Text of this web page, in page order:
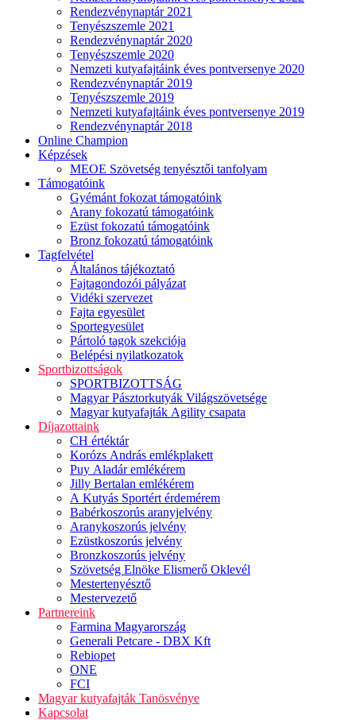
Rendezvénynaptár 2021
Tenyészszemle 2021
Rendezvénynaptár 2020
Tenyészszemle 2020
Nemzeti kutyafajtáink éves pontversenye 2020
Rendezvénynaptár 2019
Tenyészszemle 2019
Nemzeti kutyafajtáink éves pontversenye 2019
Rendezvénynaptár 2018
Online Champion
Képzések
MEOE Szövetség tenyésztői tanfolyam
Támogatóink
Gyémánt fokozat támogatóink
Arany fokozatú támogatóink
Ezüst fokozatú támogatóink
Bronz fokozatú támogatóink
Tagfelvétel
Általános tájékoztató
Fajtagondozói pályázat
Vidéki szervezet
Fajta egyesület
Sportegyesület
Pártoló tagok szekciója
Belépési nyilatkozatok
Sportbizottságok
SPORTBIZOTTSÁG
Magyar Pásztorkutyák Világszövetsége
Magyar kutyafajták Agility csapata
Díjazottaink
CH értéktár
Korózs András emlékplakett
Puy Aladár emlékérem
Jilly Bertalan emlékérem
A Kutyás Sportért érdemérem
Babérkoszorús aranyjelvény
Aranykoszorús jelvény
Ezüstkoszorús jelvény
Bronzkoszorús jelvény
Szövetség Elnöke Elismerő Oklevél
Mestertenyésztő
Mestervezető
Partnereink
Farmina Magyarország
Generali Petcare - DBX Kft
Rebiopet
ONE
FCI
Magyar kutyafajták Tanösvénye
Kapcsolat